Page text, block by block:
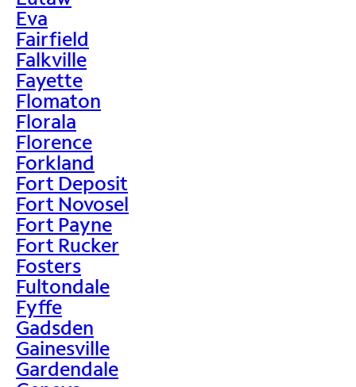
Eva
Fairfield
Falkville
Fayette
Flomaton
Florala
Florence
Forkland
Fort Deposit
Fort Novosel
Fort Payne
Fort Rucker
Fosters
Fultondale
Fyffe
Gadsden
Gainesville
Gardendale